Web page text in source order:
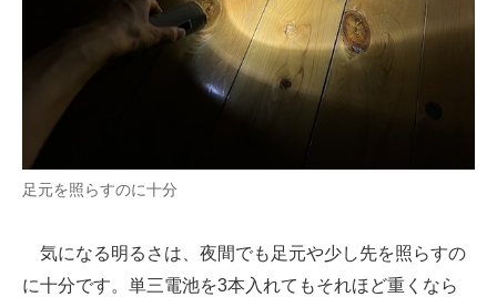
足元を照らすのに十分
気になる明るさは、夜間でも足元や少し先を照らすの
に十分です。単三電池を3本入れてもそれほど重くなら